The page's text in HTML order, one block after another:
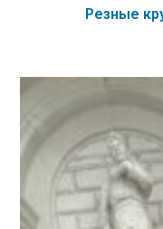
Резные